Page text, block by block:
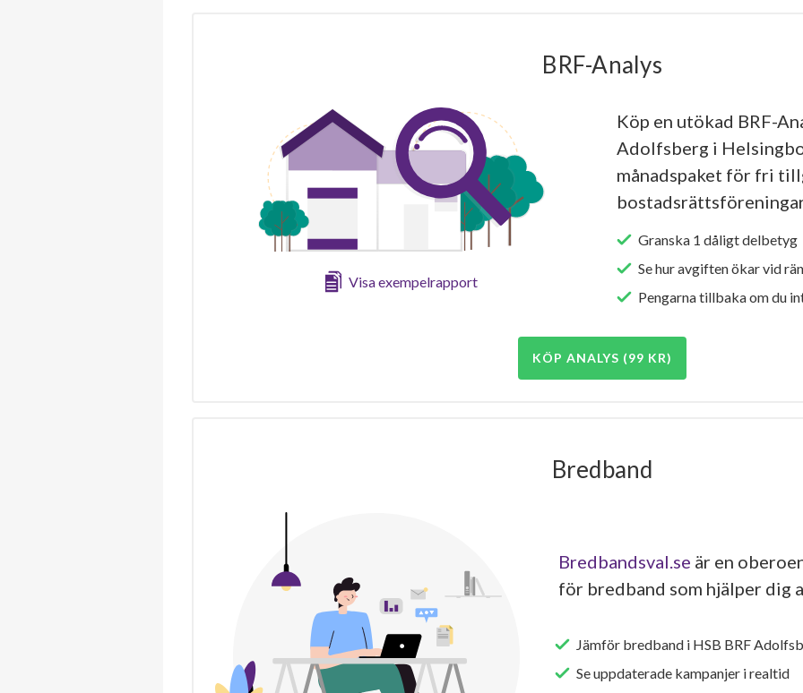
BRF-Analys
Visa exempelrapport
Köp en utökad BRF-
Adolfsberg i
månadspaket för fri
Granska 1 dåligt
Se hur avgiften ökar vid
Pengarna tillbaka om du
KÖP ANALYS (99 KR)
Bredband
Bredbandsval.se är en
för bredband som hjälper dig
Jämför bredband i HSB BRF
Se uppdaterade kampanjer i realtid